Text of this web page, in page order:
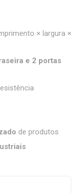
× largura ×
e 2 portas
de produtos